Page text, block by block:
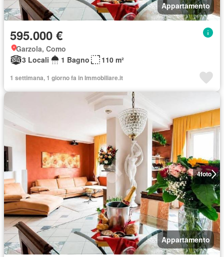
Appartamento
595.000 €
Garzola, Como
3 Locali
1 Bagno 110 m²
1 settimana, 1 giorno fa in Immobiliare.it
4foto
Appartamento